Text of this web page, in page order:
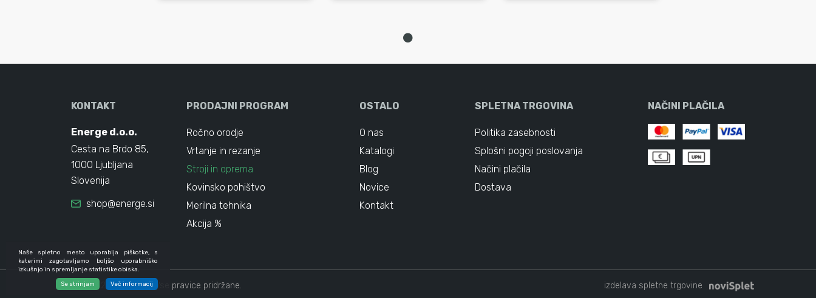
KONTAKT
Energe d.o.o.
Cesta na Brdo 85,
1000 Ljubljana
Slovenija
shop@energe.si
PRODAJNI PROGRAM
Ročno orodje
Vrtanje in rezanje
Stroji in oprema
Kovinsko pohištvo
Merilna tehnika
Akcija %
OSTALO
O nas
Katalogi
Blog
Novice
Kontakt
SPLETNA TRGOVINA
Politika zasebnosti
Splošni pogoji poslovanja
Načini plačila
Dostava
NAČINI PLAČILA
© 2024 - 2026 Energe. Vse pravice pridržane. izdelava spletne trgovine
Naše spletno mesto uporablja piškotke, s
katerimi zagotavljamo boljšo uporabniško
izkušnjo in spremljanje statistike obiska.
Se strinjam
Več informacij